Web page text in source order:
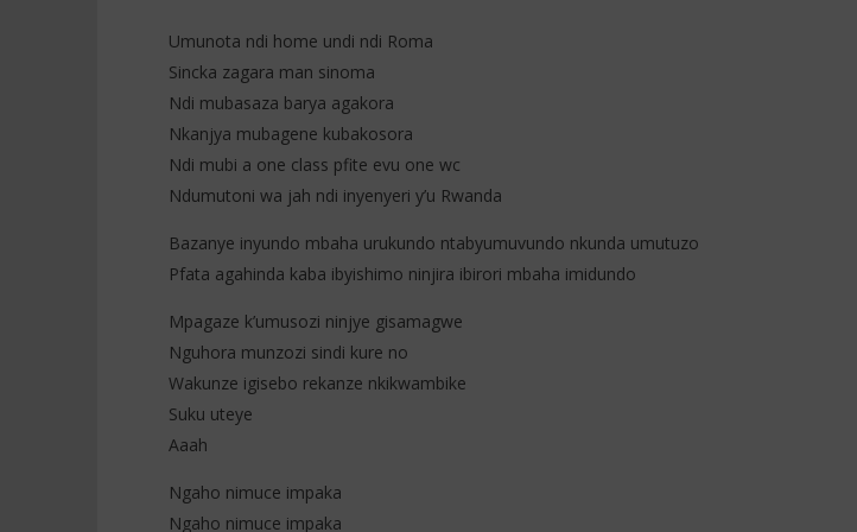
Umunota ndi home undi ndi Roma
Sincka zagara man sinoma
Ndi mubasaza barya agakora
Nkanjya mubagene kubakosora
Ndi mubi a one class pfite evu one wc
Ndumutoni wa jah ndi inyenyeri y’u Rwanda
Bazanye inyundo mbaha urukundo ntabyumuvundo nkunda umutuzo
Pfata agahinda kaba ibyishimo ninjira ibirori mbaha imidundo
Mpagaze k’umusozi ninjye gisamagwe
Nguhora munzozi sindi kure no
Wakunze igisebo rekanze nkikwambike
Suku uteye
Aaah
Ngaho nimuce impaka
Ngaho nimuce impaka